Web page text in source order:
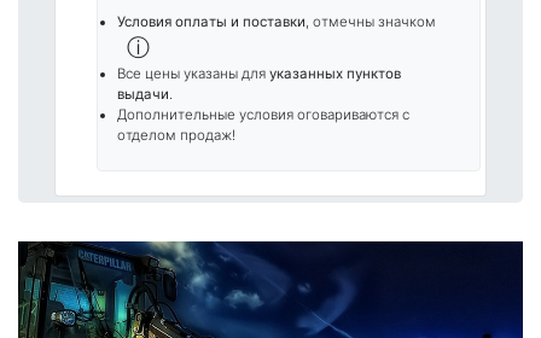
Условия оплаты и поставки, отмечны значком
ⓘ
Все цены указаны для указанных пунктов
выдачи.
Дополнительные условия оговариваются с
отделом продаж!